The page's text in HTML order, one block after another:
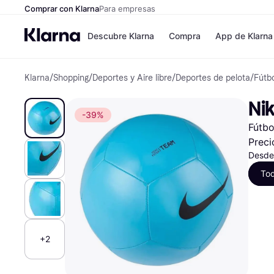
Comprar con KlarnaPara empresas
Descubre Klarna
Formas de
Paga ahora
Paga en 3 plazos
Paga en 30 días
Financiación
Klarna en Apple
Compra
Tiendas
Zalando
JD Sports
Directorio de
App de Klarna
Klarna/Shopping/Deportes y Aire libre/Deportes de pelota/
-39%
+2